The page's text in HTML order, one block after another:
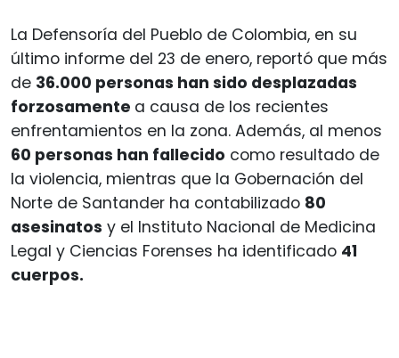
La Defensoría del Pueblo de Colombia, en su
último informe del 23 de enero, reportó que más
de 36.000 personas han sido desplazadas
forzosamente a causa de los recientes
enfrentamientos en la zona. Además, al menos
60 personas han fallecido como resultado de
la violencia, mientras que la Gobernación del
Norte de Santander ha contabilizado 80
asesinatos y el Instituto Nacional de Medicina
Legal y Ciencias Forenses ha identificado 41
cuerpos.